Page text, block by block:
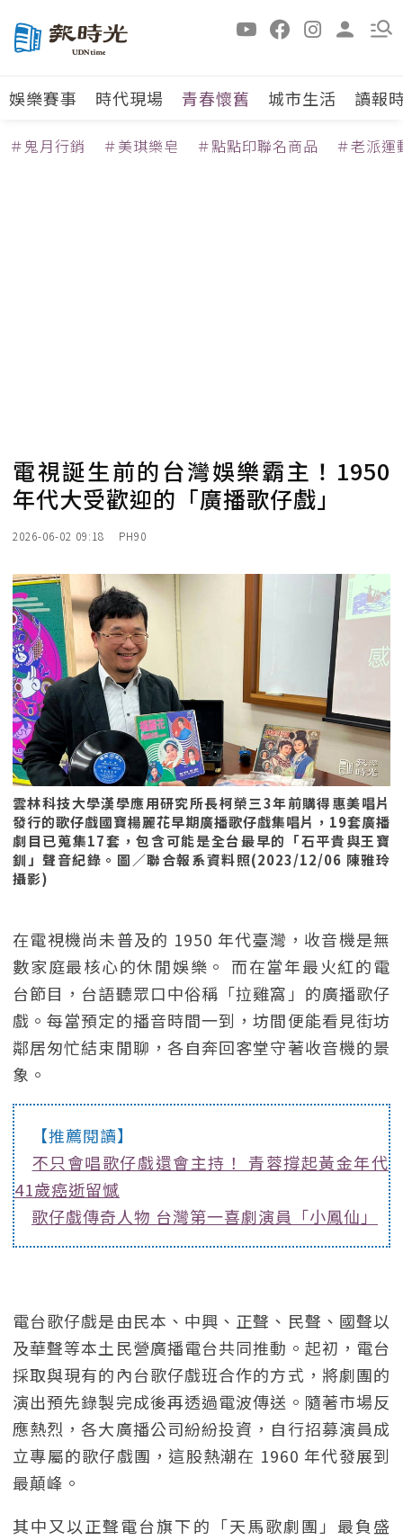
娛樂賽事 時代現場 青春懷舊 城市生活 讀報
＃鬼月行銷 ＃美琪樂皂 ＃點點印聯名商品 ＃老派運
電視誕生前的台灣娛樂霸主！1950
年代大受歡迎的「廣播歌仔戲」
2026-06-02 09:18 PH90
雲林科技大學漢學應用研究所長柯榮三3年前購得惠美唱片
發行的歌仔戲國寶楊麗花早期廣播歌仔戲集唱片，19套廣播
劇目已蒐集17套，包含可能是全台最早的「石平貴與王寶
釧」聲音紀錄。圖／聯合報系資料照(2023/12/06 陳雅玲
攝影)
在電視機尚未普及的 1950 年代臺灣，收音機是無
數家庭最核心的休閒娛樂。 而在當年最火紅的電
台節目，台語聽眾口中俗稱「拉雞窩」的廣播歌仔
戲。每當預定的播音時間一到，坊間便能看見街坊
鄰居匆忙結束閒聊，各自奔回客堂守著收音機的景
象。
【推薦閱讀】
不只會唱歌仔戲還會主持！ 青蓉撐起黃金年代
41歲癌逝留憾
歌仔戲傳奇人物 台灣第一喜劇演員「小鳳仙」
電台歌仔戲是由民本、中興、正聲、民聲、國聲以
及華聲等本土民營廣播電台共同推動。起初，電台
採取與現有的內台歌仔戲班合作的方式，將劇團的
演出預先錄製完成後再透過電波傳送。隨著市場反
應熱烈，各大廣播公司紛紛投資，自行招募演員成
立專屬的歌仔戲團，這股熱潮在 1960 年代發展到
最顛峰。
其中又以正聲電台旗下的「天馬歌劇團」最負盛